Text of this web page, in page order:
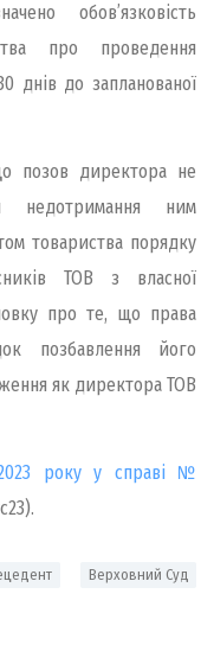
обов’язковість
про проведення
днів до запланованої
позов директора не
недотримання ним
товариства порядку
ТОВ з власної
про те, що права
позбавлення його
як директора ТОВ
року у справі №
Верховний Суд